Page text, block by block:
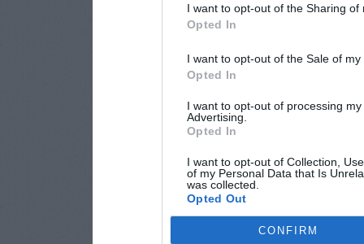
I want to opt-out of the Sharing of
Opted In
I want to opt-out of the Sale of
Opted In
I want to opt-out of processing
Advertising.
Opted In
I want to opt-out of Collection,
of my Personal Data that Is
was collected.
Opted Out
CONFIRM